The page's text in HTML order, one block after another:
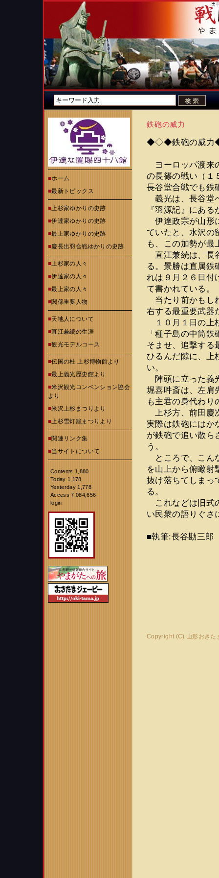
■ホーム
■最新トピックス
■上杉家ゆかりの史跡
■伊達家ゆかりの史跡
■最上家ゆかりの史跡
■慶長出羽合戦ゆかりの史跡
■上杉家の人々
■伊達家の人々
■最上家の人々
■関係重要人物
■天地人について
■直江兼続の生涯
■観光モデルコース
■伝国の杜 上杉博物館より
■最上義光歴史館より
■米沢観光コンベンション協会
より
■米沢上杉まつりより
■上杉雪灯籠まつりより
■関連リンク集
■当サイトについて
Contents 1,880
Today 1,178
Yesterday 1,778
Access 7,084,656
login
鉄砲の威力
◆◇◆鉄砲の威
ヨーロッパ渡来
の長篠の戦い（１
長谷堂合戦でも鉄
義光は、長谷堂
『羽源記』にあ
伊達政宗が山形
ていたと、水沢の
も、この加勢が最
直江兼続は、長
る。景勝は直属鉄
れは９月２６日付
て書かれている。
当たり前かもし
右する最重要武器
１０月１日の上
「種子島の中筒
そませ、追撃する
ひるんだ隙に、上
い。
陣頭に立った義
堀喜吽斎は、左肩
も主君の身代わり
上杉方、前田慶
実際は鉄砲にはか
が鉄砲で追い散ら
う。
ところで、こん
を山上から俯瞰射
抜け落ちてしまっ
る。
これなどは旧式
い民衆の語りぐさ
■執筆:長谷勘三郎
Copyright (C) 山形おき